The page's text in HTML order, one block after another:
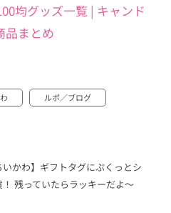
均グッズ一覧 | キャンド
品まとめ
ルポ／ブログ
いかわ】ギフトタグにぷくっとシ
残っていたらラッキーだよ～